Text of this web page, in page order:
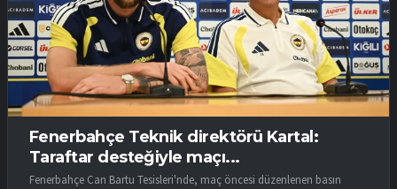
Fenerbahçe Teknik direktörü Kartal:
Taraftar desteğiyle maçı...
Fenerbahçe Can Bartu Tesisleri'nde, maç öncesi düzenlenen basın